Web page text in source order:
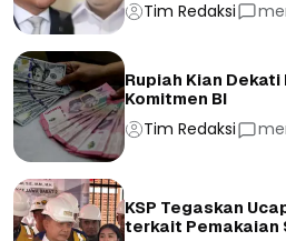
Tim Redaksi
Rupiah Kian
Komitmen BI
Tim Redaksi
KSP Tegaskan
terkait Pemakaian